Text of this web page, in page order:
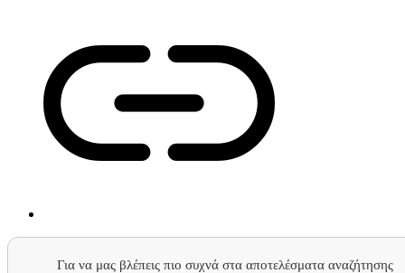
Για να μας βλέπεις πιο συχνά στα αποτελέσματα αναζήτησης